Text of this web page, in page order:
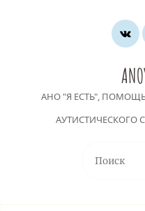
ВК
АНО "Я ЕСТЬ",
АУТИСТИЧЕСКОГО